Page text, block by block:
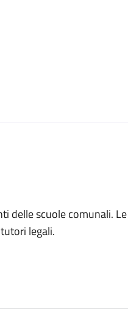
delle scuole comunali. Le
legali.